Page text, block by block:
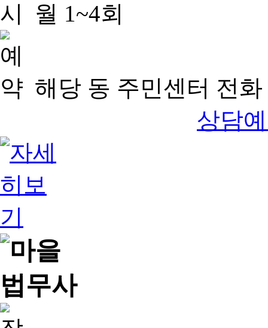
월 1~4회
해당 동 주민센터 전
상담